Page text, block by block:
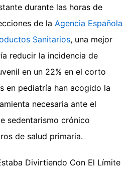
durante las horas de
de la Agencia Española
Sanitarios, una mejor
reducir la incidencia de
en un 22% en el corto
en pediatría han acogido la
necesaria ante el
sedentarismo crónico
de salud primaria.
Divirtiendo Con El Límite